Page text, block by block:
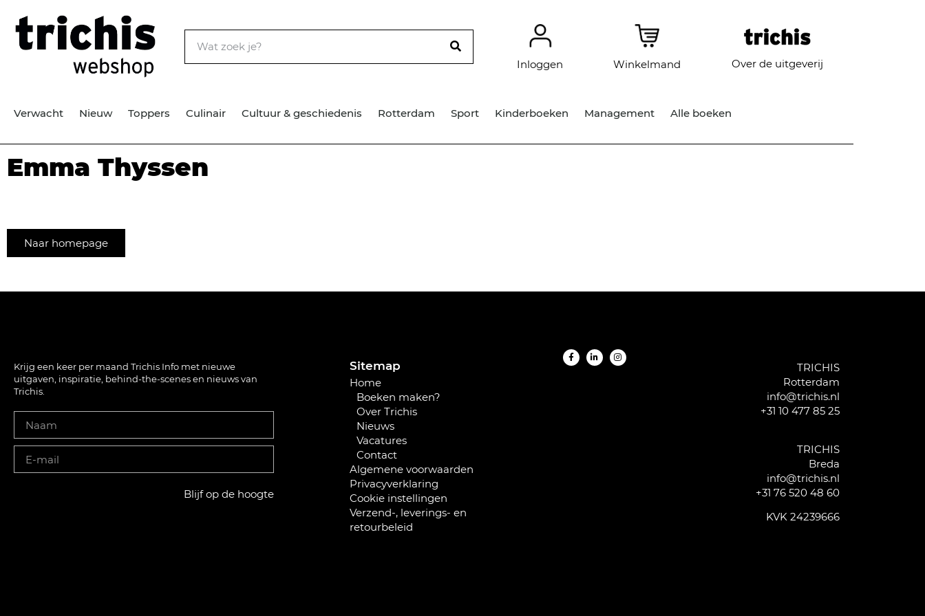
Inloggen Winkelmand Over de uitgeverij
Verwacht Nieuw Toppers Culinair Cultuur & geschiedenis Rotterdam Sport Kinderboeken Management Alle boeken
Emma Thyssen
Naar homepage
Krijg een keer per maand Trichis Info met nieuwe
uitgaven, inspiratie, behind-the-scenes en nieuws van
Trichis.
Blijf op de hoogte
Sitemap
Home
Boeken maken?
Over Trichis
Nieuws
Vacatures
Contact
Algemene voorwaarden
Privacyverklaring
Cookie instellingen
Verzend-, leverings- en
retourbeleid
TRICHIS
Rotterdam
info@trichis.nl
+31 10 477 85 25
TRICHIS
Breda
info@trichis.nl
+31 76 520 48 60
KVK 24239666